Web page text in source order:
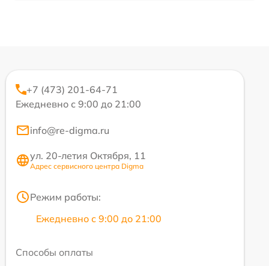
+7 (473) 201-64-71
Ежедневно с 9:00 до 21:00
info@re-digma.ru
ул. 20-летия Октября, 11
Адрес сервисного центра Digma
Режим работы:
Ежедневно с 9:00 до 21:00
Способы оплаты